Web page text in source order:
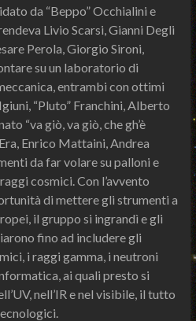
da “Beppo” Occhialini e
Livio Scarsi, Gianni Degli
Perola, Giorgio Sironi,
su un laboratorio di
entrambi con ottimi
“Pluto” Franchini, Alberto
“va giò, va giò, che gh’è
Enrico Mattaini, Andrea
da far volare su palloni e
cosmici. Con l’avvento
di mettere gli strumenti a
il gruppo si ingrandì e gli
fino ad includere gli
i raggi gamma, i neutroni
ai quali presto si
nell’IR e nel visibile, il tutto